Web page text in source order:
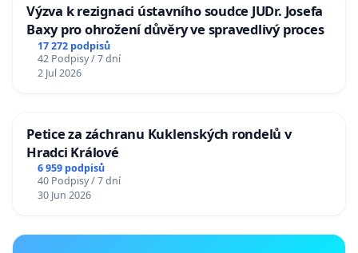
Výzva k rezignaci ústavního soudce JUDr. Josefa
Baxy pro ohrožení důvěry ve spravedlivý proces
17 272 podpisů
42 Podpisy / 7 dní
2 Jul 2026
Petice za záchranu Kuklenských rondelů v
Hradci Králové
6 959 podpisů
40 Podpisy / 7 dní
30 Jun 2026